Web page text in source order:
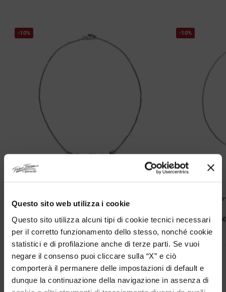
Questo sito web utilizza i cookie
Questo sito utilizza alcuni tipi di cookie tecnici necessari
per il corretto funzionamento dello stesso, nonché cookie
statistici e di profilazione anche di terze parti. Se vuoi
negare il consenso puoi cliccare sulla “X” e ciò
comporterà il permanere delle impostazioni di default e
dunque la continuazione della navigazione in assenza di
-10%
DISPONIBILITA IMMEDIATA
Collana Giovanni Raspini Swing
Farfalle
-10%
Collana
€195,00 €175,50